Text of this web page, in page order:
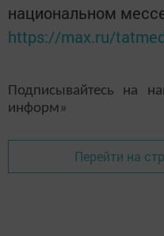
национальном
https://max.ru/
Подписывайтесь на
информ»
Перейти на